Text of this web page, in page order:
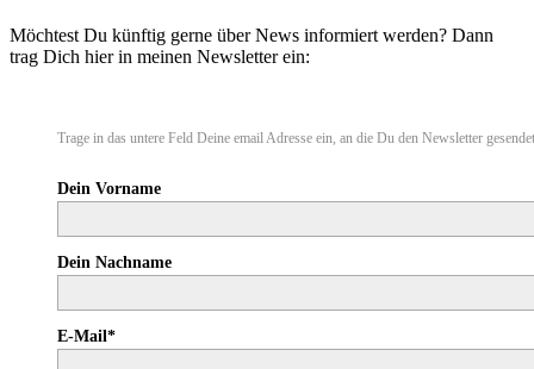
Möchtest Du künftig gerne über News informiert werden? Dann
trag Dich hier in meinen Newsletter ein:
Trage in das untere Feld Deine email Adresse ein, an die Du den Newsletter
Dein Vorname
Dein Nachname
E-Mail*